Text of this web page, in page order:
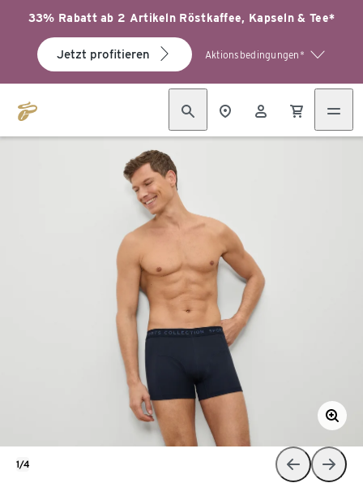
33% Rabatt ab 2 Artikeln Röstkaffee, Kapseln & Tee*
Jetzt profitieren Aktionsbedingungen*
1/4